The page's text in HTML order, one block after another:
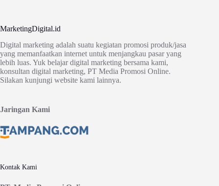
MarketingDigital.id
Digital marketing adalah suatu kegiatan promosi produk/jasa
yang memanfaatkan internet untuk menjangkau pasar yang
lebih luas. Yuk belajar digital marketing bersama kami,
konsultan digital marketing, PT Media Promosi Online.
Silakan kunjungi website kami lainnya.
Jaringan Kami
Kontak Kami